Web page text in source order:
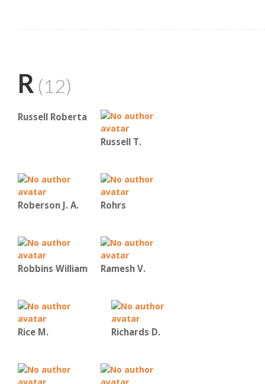
R (12)
Russell Roberta
Russell T.
Roberson J. A. Rohrs
Robbins William Ramesh V.
Rice Μ. Richards D.